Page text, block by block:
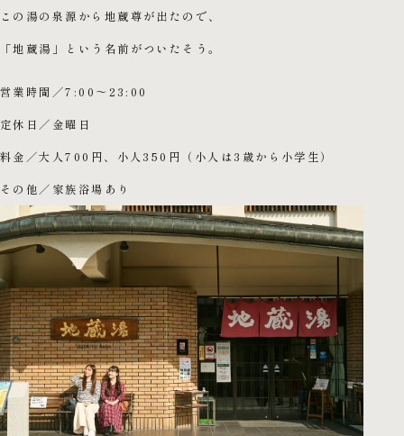
この湯の泉源から地蔵尊が出たので、
「地蔵湯」という名前がついたそう。
営業時間／7:00～23:00
定休日／金曜日
料金／大人700円、小人350円（小人は3歳から小学生）
その他／家族浴場あり